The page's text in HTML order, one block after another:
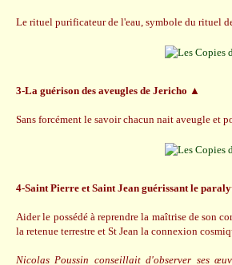
Le rituel purificateur de l'eau, symbole du rituel
3-La guérison des aveugles de Jericho ▲
Sans forcément le savoir chacun nait aveugle et
4-Saint Pierre et Saint Jean guérissant le
Aider le possédé à reprendre la maîtrise de son
la retenue terrestre et St Jean la connexion
Nicolas Poussin conseillait d'observer ses